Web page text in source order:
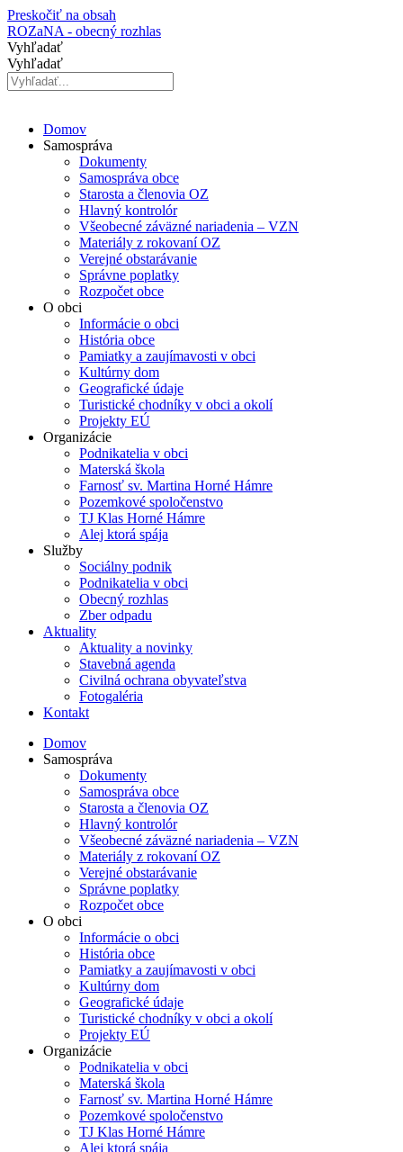
Preskočiť na obsah
ROZaNA - obecný rozhlas
Vyhľadať
Vyhľadať
Domov
Samospráva
Dokumenty
Samospráva obce
Starosta a členovia OZ
Hlavný kontrolór
Všeobecné záväzné nariadenia – VZN
Materiály z rokovaní OZ
Verejné obstarávanie
Správne poplatky
Rozpočet obce
O obci
Informácie o obci
História obce
Pamiatky a zaujímavosti v obci
Kultúrny dom
Geografické údaje
Turistické chodníky v obci a okolí
Projekty EÚ
Organizácie
Podnikatelia v obci
Materská škola
Farnosť sv. Martina Horné Hámre
Pozemkové spoločenstvo
TJ Klas Horné Hámre
Alej ktorá spája
Služby
Sociálny podnik
Podnikatelia v obci
Obecný rozhlas
Zber odpadu
Aktuality
Aktuality a novinky
Stavebná agenda
Civilná ochrana obyvateľstva
Fotogaléria
Kontakt
Domov
Samospráva
Dokumenty
Samospráva obce
Starosta a členovia OZ
Hlavný kontrolór
Všeobecné záväzné nariadenia – VZN
Materiály z rokovaní OZ
Verejné obstarávanie
Správne poplatky
Rozpočet obce
O obci
Informácie o obci
História obce
Pamiatky a zaujímavosti v obci
Kultúrny dom
Geografické údaje
Turistické chodníky v obci a okolí
Projekty EÚ
Organizácie
Podnikatelia v obci
Materská škola
Farnosť sv. Martina Horné Hámre
Pozemkové spoločenstvo
TJ Klas Horné Hámre
Alej ktorá spája